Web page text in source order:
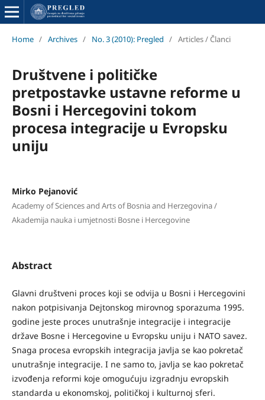
Home / Archives / No. 3 (2010): Pregled / Articles / Članci
Društvene i političke
pretpostavke ustavne reforme u
Bosni i Hercegovini tokom
procesa integracije u Evropsku
uniju
Mirko Pejanović
Academy of Sciences and Arts of Bosnia and Herzegovina /
Akademija nauka i umjetnosti Bosne i Hercegovine
Abstract
Glavni društveni proces koji se odvija u Bosni i Hercegovini
nakon potpisivanja Dejtonskog mirovnog sporazuma 1995.
godine jeste proces unutrašnje integracije i integracije
države Bosne i Hercegovine u Evropsku uniju i NATO savez.
Snaga procesa evropskih integracija javlja se kao pokretač
unutrašnje integracije. I ne samo to, javlja se kao pokretač
izvođenja reformi koje omogućuju izgradnju evropskih
standarda u ekonomskoj, političkoj i kulturnoj sferi.